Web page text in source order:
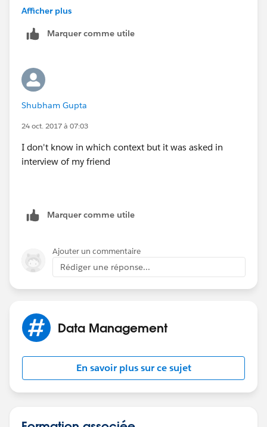
Dnyaneshwar
Afficher plus
Marquer comme utile
Shubham Gupta
24 oct. 2017 à 07:03
I don't know in which context but it was asked in
interview of my friend
Marquer comme utile
Ajouter un commentaire
Rédiger une réponse...
Data Management
En savoir plus sur ce sujet